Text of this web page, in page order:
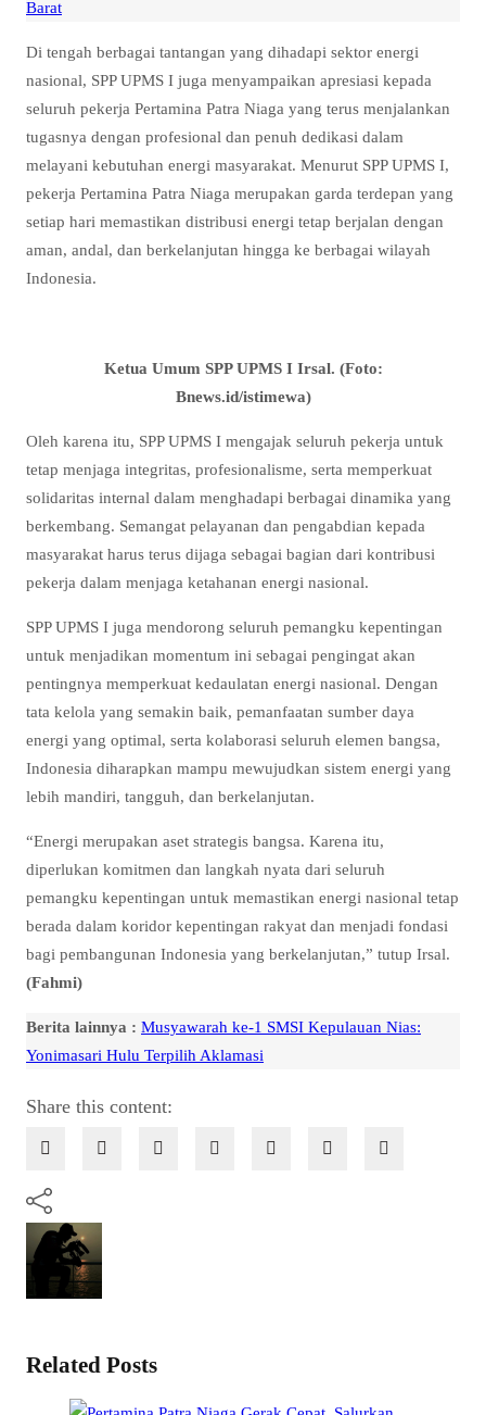
Barat
Di tengah berbagai tantangan yang dihadapi sektor energi
nasional, SPP UPMS I juga menyampaikan apresiasi kepada
seluruh pekerja Pertamina Patra Niaga yang terus menjalankan
tugasnya dengan profesional dan penuh dedikasi dalam
melayani kebutuhan energi masyarakat. Menurut SPP UPMS I,
pekerja Pertamina Patra Niaga merupakan garda terdepan yang
setiap hari memastikan distribusi energi tetap berjalan dengan
aman, andal, dan berkelanjutan hingga ke berbagai wilayah
Indonesia.
Ketua Umum SPP UPMS I Irsal. (Foto:
Bnews.id/istimewa)
Oleh karena itu, SPP UPMS I mengajak seluruh pekerja untuk
tetap menjaga integritas, profesionalisme, serta memperkuat
solidaritas internal dalam menghadapi berbagai dinamika yang
berkembang. Semangat pelayanan dan pengabdian kepada
masyarakat harus terus dijaga sebagai bagian dari kontribusi
pekerja dalam menjaga ketahanan energi nasional.
SPP UPMS I juga mendorong seluruh pemangku kepentingan
untuk menjadikan momentum ini sebagai pengingat akan
pentingnya memperkuat kedaulatan energi nasional. Dengan
tata kelola yang semakin baik, pemanfaatan sumber daya
energi yang optimal, serta kolaborasi seluruh elemen bangsa,
Indonesia diharapkan mampu mewujudkan sistem energi yang
lebih mandiri, tangguh, dan berkelanjutan.
“Energi merupakan aset strategis bangsa. Karena itu,
diperlukan komitmen dan langkah nyata dari seluruh
pemangku kepentingan untuk memastikan energi nasional tetap
berada dalam koridor kepentingan rakyat dan menjadi fondasi
bagi pembangunan Indonesia yang berkelanjutan,” tutup Irsal.
(Fahmi)
Berita lainnya : Musyawarah ke-1 SMSI Kepulauan Nias:
Yonimasari Hulu Terpilih Aklamasi
Share this content:
Related Posts